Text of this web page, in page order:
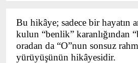
Bu hikâye; sadece bir hayatın
kulun “benlik” karanlığından “
oradan da “O”nun sonsuz
yürüyüşünün hikâyesidir.